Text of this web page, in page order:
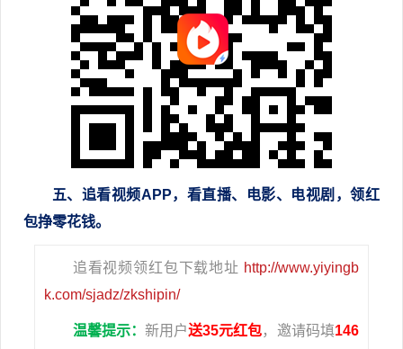
五、追看视频APP，看直播、电影、电视剧，领红
包挣零花钱。
追看视频领红包下载地址 http://www.yiyingb
k.com/sjadz/zkshipin/
温馨提示：新用户送35元红包，邀请码填146